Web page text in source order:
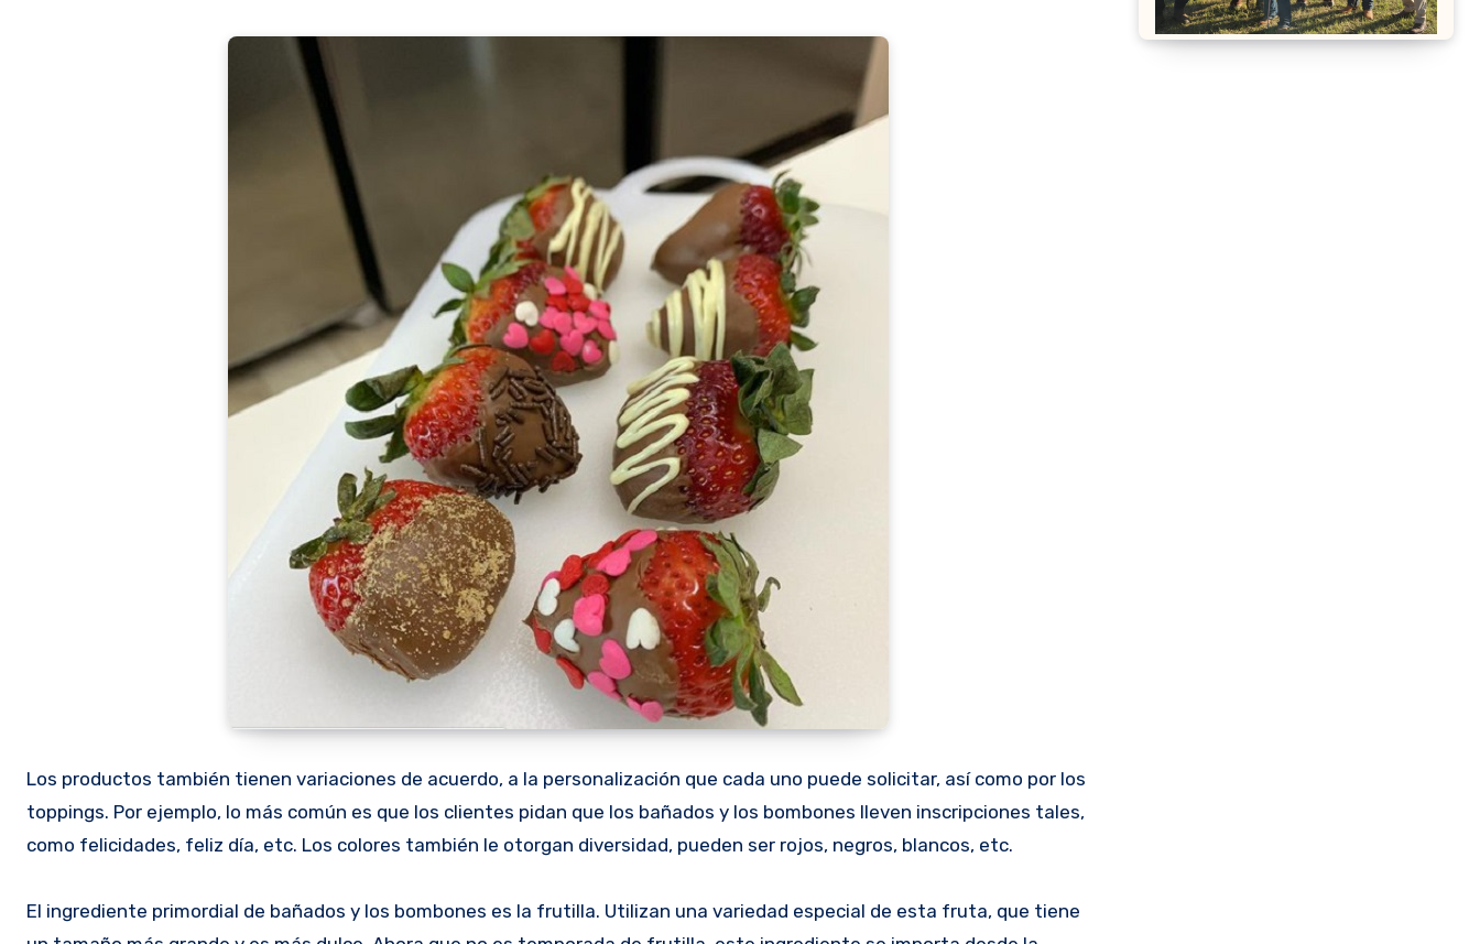
Los productos también tienen variaciones de acuerdo, a la personalización que cada uno puede solicitar, así como por los
toppings. Por ejemplo, lo más común es que los clientes pidan que los bañados y los bombones lleven inscripciones tales,
como felicidades, feliz día, etc. Los colores también le otorgan diversidad, pueden ser rojos, negros, blancos, etc.
El ingrediente primordial de bañados y los bombones es la frutilla. Utilizan una variedad especial de esta fruta, que tiene